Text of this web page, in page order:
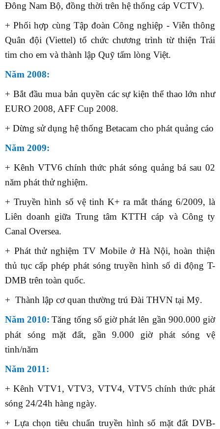
Đông Nam Bộ, đồng thời trên hệ thống cáp VCTV).
+ Phối hợp cùng Tập đoàn Công nghiệp - Viễn thông
Quân đội (Viettel) tổ chức chương trình từ thiện Trái
tim cho em và thành lập Quỹ tấm lòng Việt.
Năm 2008:
+ Bắt đầu mua bản quyền các sự kiện thể thao lớn như
EURO 2008, AFF Cup 2008.
+ Dừng sử dụng hệ thống Betacam cho phát quảng cáo
Năm 2009:
+ Kênh VTV6 chính thức phát sóng quảng bá sau 02
năm phát thử nghiệm.
+ Truyền hình số vệ tinh K+ ra mắt tháng 6/2009, là
Liên doanh giữa Trung tâm KTTH cáp và Công ty
Canal Oversea.
+ Phát thử nghiệm TV Mobile ở Hà Nội, hoàn thiện
thủ tục cấp phép phát sóng truyền hình số di động T-
DMB trên toàn quốc.
+ Thành lập cơ quan thường trú Đài THVN tại Mỹ.
Năm 2010: Tăng tổng số giờ phát lên gần 900.000 giờ
phát sóng mặt đất, gần 9.000 giờ phát sóng vệ
tinh/năm
Năm 2011:
+ Kênh VTV1, VTV3, VTV4, VTV5 chính thức phát
sóng 24/24h hàng ngày.
+ Lựa chọn tiêu chuẩn truyền hình số mặt đất DVB-